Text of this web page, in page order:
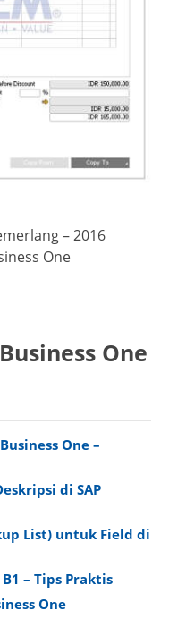
– 2016
One
One
One –
di SAP
List) untuk Field di
– Tips Praktis
One